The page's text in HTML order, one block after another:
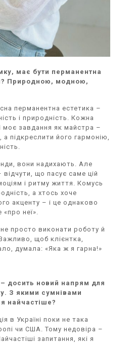
має бути перманентна
Природною, модною,
перманентна естетика –
і природність. Кожна
моє завдання як майстра –
а підкреслити його гармонію,
вони надихають. Але
що пасує саме цій
і ритму життя. Комусь
а хтось хоче
акценту – і це однаково
неї».
просто виконати роботу й
щоб клієнтка,
думала: «Яка ж я гарна!»
– досить новий напрям для
З якими сумнівами
найчастіше?
в Україні поки не така
чи США. Тому недовіра –
запитання, які я